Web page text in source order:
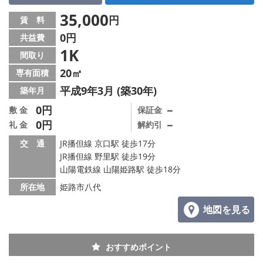
メールでお問い合わせ
賃 料 35,000円
共益費 0円
間取り 1K
専有面積 20㎡
築年月 平成9年3月 (築30年)
敷 金 0円
礼 金 0円
保証金 －
解約引 －
交 通
JR播但線 京口駅 徒歩17分
JR播但線 野里駅 徒歩19分
山陽電鉄線 山陽姫路駅 徒歩18分
所在地
姫路市八代
地図を見る
おすすめポイント